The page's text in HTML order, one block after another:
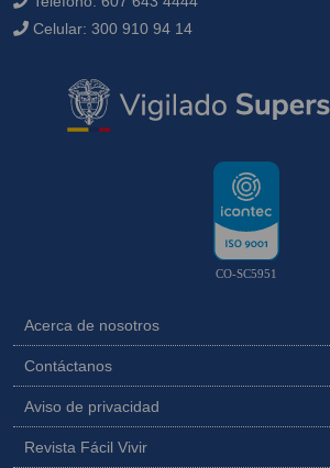
Celular: 300 910 94 14
CO-SC5951
Acerca de nosotros
Contáctanos
Aviso de privacidad
Revista Fácil Vivir